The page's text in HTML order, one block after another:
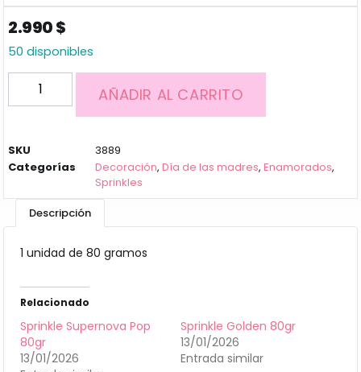
2.990$
50 disponibles
AÑADIR AL CARRITO
SKU
3889
Categorías
Decoración,Día de las madres,Enamorados,
Sprinkles
Descripción
1 unidad de 80 gramos
Relacionado
Sprinkle Supernova Pop
80gr
13/01/2026
Sprinkle Golden 80gr
13/01/2026
Entrada similar